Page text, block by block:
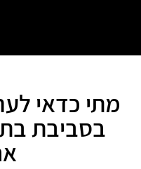
מתי כדאי
בסביבת